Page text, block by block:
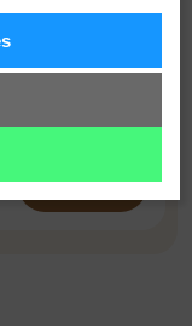
noviniek
sa na odber
ODOBERAŤ